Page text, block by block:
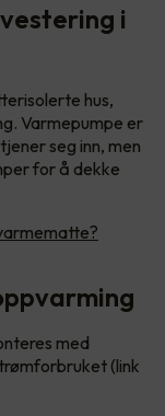
i
hus,
Varmepumpe er
seg inn, men
for å dekke
med
(link